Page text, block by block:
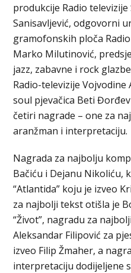
produkcije Radio
Sanisavljević, odgovorni
gramofonskih ploča Radio
Marko Milutinović,
jazz, zabavne i rock
Radio-televizije Vojvodine
soul pjevačica Beti
četiri nagrade – one za
aranžman i interpretaciju.
Nagrada za najbolju
Bačiću i Dejanu Nikoliću,
“Atlantida” koju je izveo
za najbolji tekst otišla je
“Život”, nagradu za
Aleksandar Filipović za
izveo Filip Žmaher, a
interpretaciju dodijeljene